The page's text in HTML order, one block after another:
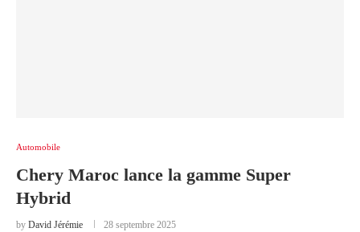
Automobile
Chery Maroc lance la gamme Super
Hybrid
by David Jérémie 28 septembre 2025